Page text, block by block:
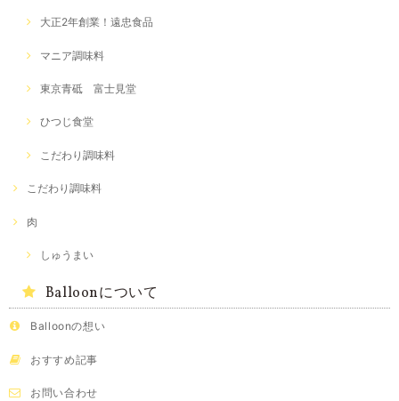
大正2年創業！遠忠食品
マニア調味料
東京青砥 富士見堂
ひつじ食堂
こだわり調味料
こだわり調味料
肉
しゅうまい
Balloonについて
Balloonの想い
おすすめ記事
お問い合わせ